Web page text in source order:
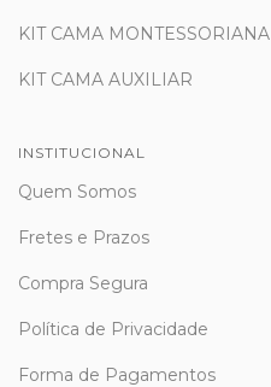
KIT CAMA MONTESSORIANA
KIT CAMA AUXILIAR
INSTITUCIONAL
Quem Somos
Fretes e Prazos
Compra Segura
Política de Privacidade
Forma de Pagamentos